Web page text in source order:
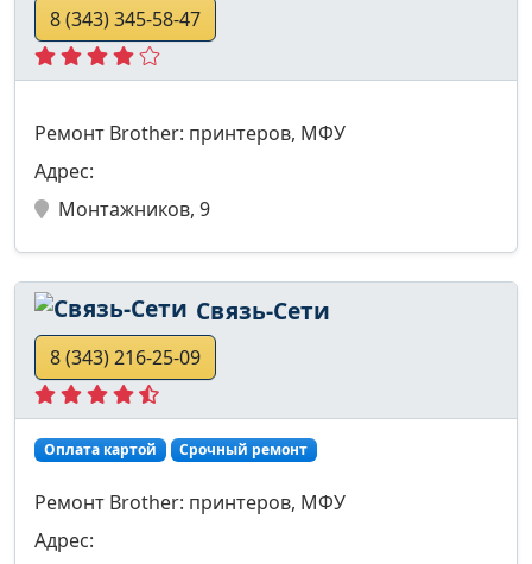
8 (343) 345-58-47
Ремонт Brother: принтеров, МФУ
Адрес:
Монтажников, 9
Связь-Сети
8 (343) 216-25-09
Оплата картой Срочный ремонт
Ремонт Brother: принтеров, МФУ
Адрес: